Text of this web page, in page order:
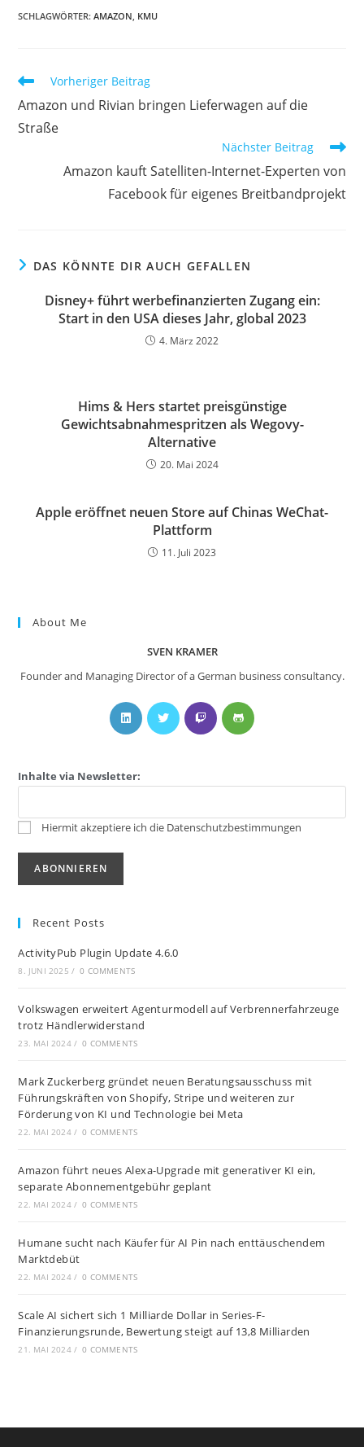
SCHLAGWÖRTER:AMAZON KMU
Vorheriger Beitrag
Amazon und Rivian bringen Lieferwagen auf die
Straße
Nächster Beitrag
Amazon kauft Satelliten-Internet-Experten von
Facebook für eigenes Breitbandprojekt
DAS KÖNNTE DIR AUCH GEFALLEN
Disney+ führt werbefinanzierten Zugang ein:
Start in den USA dieses Jahr, global 2023
4. März 2022
Hims & Hers startet preisgünstige
Gewichtsabnahmespritzen als Wegovy-
Alternative
20. Mai 2024
Apple eröffnet neuen Store auf Chinas WeChat-
Plattform
11. Juli 2023
About Me
SVEN KRAMER
Founder and Managing Director of a German business consultancy.
Inhalte via Newsletter:
Hiermit akzeptiere ich die Datenschutzbestimmungen
Recent Posts
ActivityPub Plugin Update 4.6.0
8. JUNI 2025 / 0 COMMENTS
Volkswagen erweitert Agenturmodell auf Verbrennerfahrzeuge
trotz Händlerwiderstand
23. MAI 2024 / 0 COMMENTS
Mark Zuckerberg gründet neuen Beratungsausschuss mit
Führungskräften von Shopify, Stripe und weiteren zur
Förderung von KI und Technologie bei Meta
22. MAI 2024 / 0 COMMENTS
Amazon führt neues Alexa-Upgrade mit generativer KI ein,
separate Abonnementgebühr geplant
22. MAI 2024 / 0 COMMENTS
Humane sucht nach Käufer für AI Pin nach enttäuschendem
Marktdebüt
22. MAI 2024 / 0 COMMENTS
Scale AI sichert sich 1 Milliarde Dollar in Series-F-
Finanzierungsrunde, Bewertung steigt auf 13,8 Milliarden
21. MAI 2024 / 0 COMMENTS